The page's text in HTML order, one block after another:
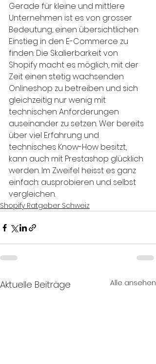
Gerade für kleine und mittlere
Unternehmen ist es von grosser
Bedeutung, einen übersichtlichen
Einstieg in den E-Commerce zu
finden. Die Skalierbarkeit von
Shopify macht es möglich, mit der
Zeit einen stetig wachsenden
Onlineshop zu betreiben und sich
gleichzeitig nur wenig mit
technischen Anforderungen
auseinander zu setzen. Wer bereits
über viel Erfahrung und
technisches Know-How besitzt,
kann auch mit Prestashop glücklich
werden. Im Zweifel heisst es ganz
einfach: ausprobieren und selbst
vergleichen.
Shopify Ratgeber Schweiz
Aktuelle Beiträge Alle ansehen